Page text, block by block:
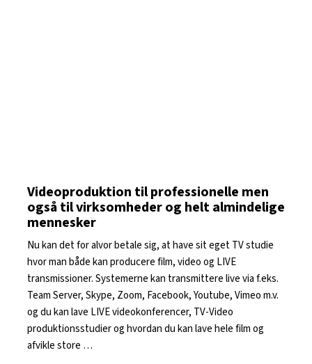
Videoproduktion til professionelle men
også til virksomheder og helt almindelige
mennesker
Nu kan det for alvor betale sig, at have sit eget TV studie
hvor man både kan producere film, video og LIVE
transmissioner. Systemerne kan transmittere live via f.eks.
Team Server, Skype, Zoom, Facebook, Youtube, Vimeo m.v.
og du kan lave LIVE videokonferencer, TV-Video
produktionsstudier og hvordan du kan lave hele film og
afvikle store …